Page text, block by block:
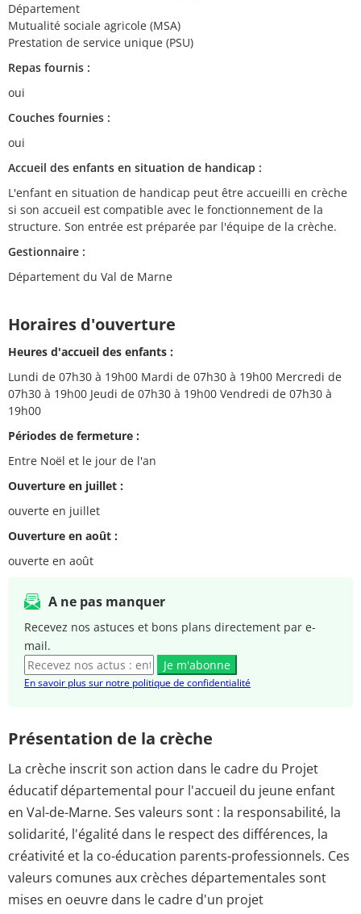
Département
Mutualité sociale agricole (MSA)
Prestation de service unique (PSU)
Repas fournis :
oui
Couches fournies :
oui
Accueil des enfants en situation de handicap :
L'enfant en situation de handicap peut être accueilli en crèche
si son accueil est compatible avec le fonctionnement de la
structure. Son entrée est préparée par l'équipe de la crèche.
Gestionnaire :
Département du Val de Marne
Horaires d'ouverture
Heures d'accueil des enfants :
Lundi de 07h30 à 19h00 Mardi de 07h30 à 19h00 Mercredi de
07h30 à 19h00 Jeudi de 07h30 à 19h00 Vendredi de 07h30 à
19h00
Périodes de fermeture :
Entre Noël et le jour de l'an
Ouverture en juillet :
ouverte en juillet
Ouverture en août :
ouverte en août
A ne pas manquer
Recevez nos astuces et bons plans directement par e-
mail.
Je m'abonne
En savoir plus sur notre politique de confidentialité
Présentation de la crèche
La crèche inscrit son action dans le cadre du Projet
éducatif départemental pour l'accueil du jeune enfant
en Val-de-Marne. Ses valeurs sont : la responsabilité, la
solidarité, l'égalité dans le respect des différences, la
créativité et la co-éducation parents-professionnels. Ces
valeurs comunes aux crèches départementales sont
mises en oeuvre dans le cadre d'un projet